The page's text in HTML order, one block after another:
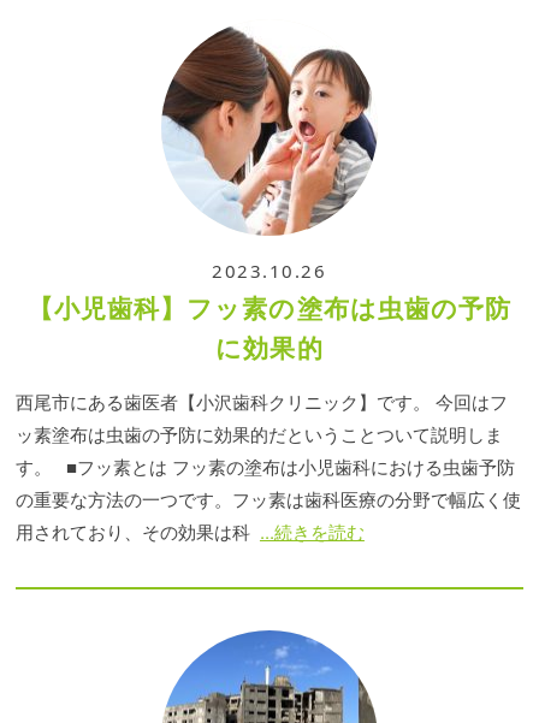
2023.10.26
【小児歯科】フッ素の塗布は虫歯の予防
に効果的
西尾市にある歯医者​【小沢歯科クリニック】です。 今回はフ
ッ素塗布は虫歯の予防に効果的だということついて説明しま
す。 ■フッ素とは フッ素の塗布は小児歯科における虫歯予防
の重要な方法の一つです。フッ素は歯科医療の分野で幅広く使
用されており、その効果は科 ...続きを読む